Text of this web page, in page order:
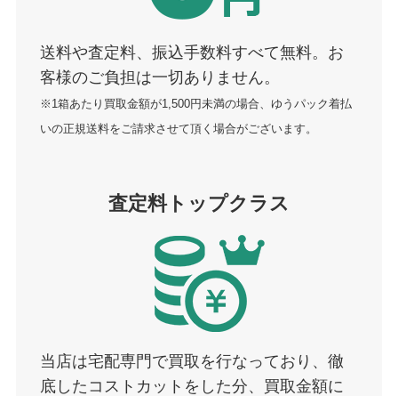
送料や査定料、振込手数料すべて無料。お
客様のご負担は一切ありません。
※1箱あたり買取金額が1,500円未満の場合、ゆうパック着払
いの正規送料をご請求させて頂く場合がございます。
査定料トップクラス
当店は宅配専門で買取を行なっており、徹
底したコストカットをした分、買取金額に